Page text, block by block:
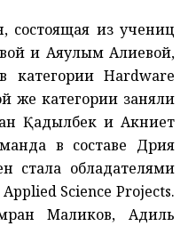
состоящая из учениц
и Аяулым Алиевой,
категории Hardware
же категории заняли
Қадылбек и Акниет
в составе Дәрия
стала обладателями
Science Projects.
Маликов, Адиль